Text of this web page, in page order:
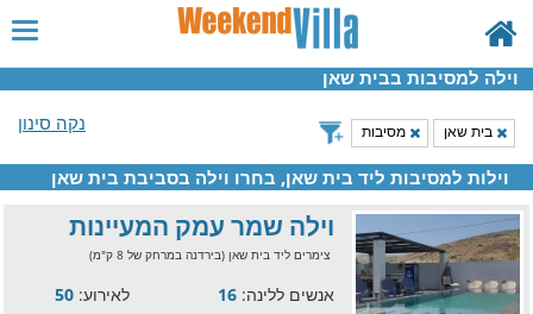
וילה למסיבות בבית שאן
נקה סינון
בית שאן מסיבות
וילות למסיבות ליד בית שאן, בחרו וילה בסביבת בית שאן
וילה שמר עמק המעיינות
צימרים ליד בית שאן (בירדנה במרחק של 8 ק"מ)
אנשים ללינה: 16 לאירוע: 50